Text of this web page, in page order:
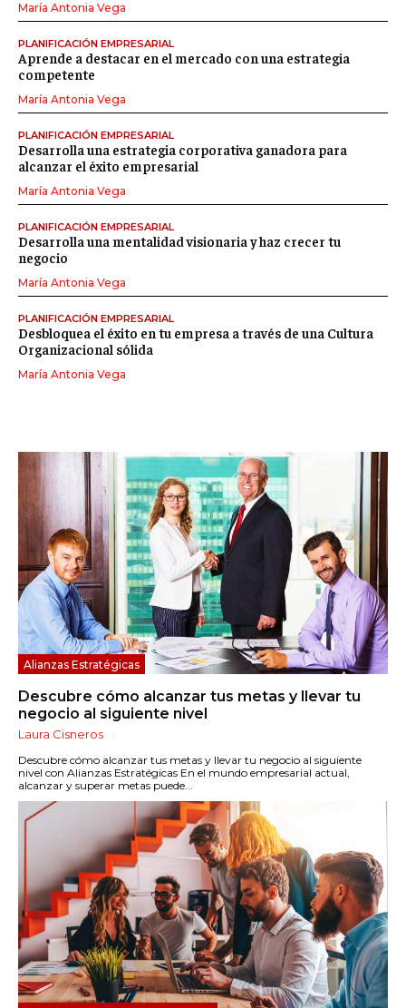
Alianzas Estratégicas
Descubre cómo alcanzar tus metas y llevar tu
negocio al siguiente nivel
Laura Cisneros
Descubre cómo alcanzar tus metas y llevar tu negocio al siguiente
nivel con Alianzas Estratégicas En el mundo empresarial actual,
alcanzar y superar metas puede...
María Antonia Vega
PLANIFICACIÓN EMPRESARIAL
Aprende a destacar en el mercado con una estrategia
competente
María Antonia Vega
PLANIFICACIÓN EMPRESARIAL
Desarrolla una estrategia corporativa ganadora para
alcanzar el éxito empresarial
María Antonia Vega
PLANIFICACIÓN EMPRESARIAL
Desarrolla una mentalidad visionaria y haz crecer tu
negocio
María Antonia Vega
PLANIFICACIÓN EMPRESARIAL
Desbloquea el éxito en tu empresa a través de una Cultura
Organizacional sólida
María Antonia Vega